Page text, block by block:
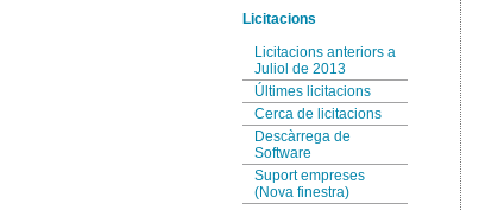
Licitacions
Licitacions anteriors a
Juliol de 2013
Últimes licitacions
Cerca de licitacions
Descàrrega de
Software
Suport empreses
(Nova finestra)